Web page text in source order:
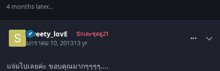
4 months later...
Sweety_lovE นักเตะชุดยู21
มกราคม 10, 201313 yr
แจ่มไปเลยค่ะ ขอบคุณมากๆๆๆๆ....